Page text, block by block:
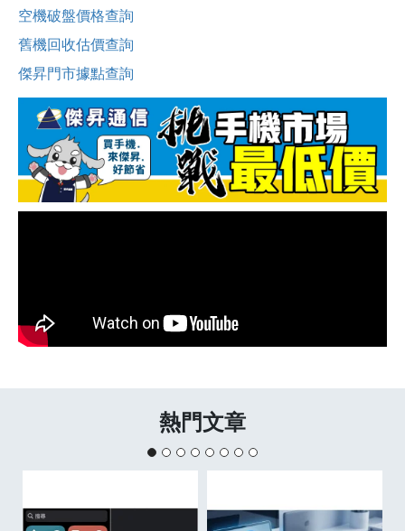
空機破盤價格查詢
舊機回收估價查詢
傑昇門市據點查詢
熱門文章